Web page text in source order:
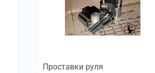
Проставки руля